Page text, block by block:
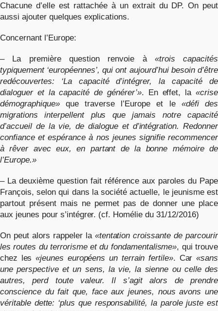
Chacune d’elle est rattachée à un extrait du DP. On peut
aussi ajouter quelques explications.
Concernant l’Europe:
– La première question renvoie à «trois capacités
typiquement ‘européennes’, qui ont aujourd’hui besoin d’être
redécouvertes: ‘La capacité d’intégrer, la capacité de
dialoguer et la capacité de générer’». En effet, la«crise
démographique»que traverse l’Europe et le «défi des
migrations interpellent plus que jamais notre capacité
d’accueil de la vie, de dialogue et d’intégration. Redonner
confiance et espérance à nos jeunes signifie recommencer
à rêver avec eux, en partant de la bonne mémoire de
l’Europe.»
– La deuxième question fait référence aux paroles du Pape
François, selon qui dans la société actuelle, le jeunisme est
partout présent mais ne permet pas de donner une place
aux jeunes pour s’intégrer. (cf. Homélie du 31/12/2016)
On peut alors rappeler la «tentation croissante de parcourir
les routes du terrorisme et du fondamentalisme», qui trouve
chez les«jeunes européens un terrain fertile». Car«sans
une perspective et un sens, la vie, la sienne ou celle des
autres, perd toute valeur. Il s’agit alors de prendre
conscience du fait que, face aux jeunes, nous avons une
véritable dette: ‘plus que responsabilité, la parole juste est